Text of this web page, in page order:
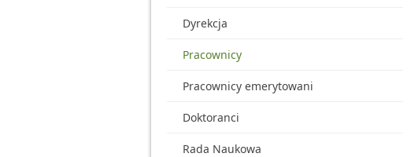
Dyrekcja
Pracownicy
Pracownicy emerytowani
Doktoranci
Rada Naukowa